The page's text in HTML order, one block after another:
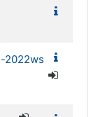
2022ws